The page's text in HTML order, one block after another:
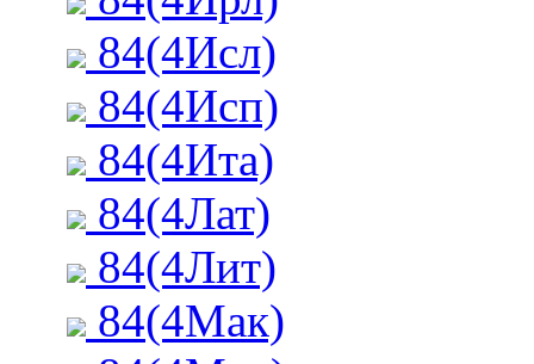
84(4Исл)
84(4Исп)
84(4Ита)
84(4Лат)
84(4Лит)
84(4Мак)